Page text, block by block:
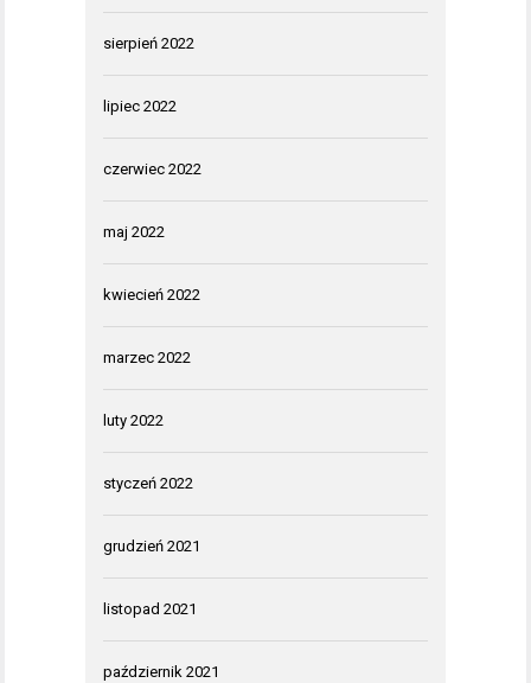
sierpień 2022
lipiec 2022
czerwiec 2022
maj 2022
kwiecień 2022
marzec 2022
luty 2022
styczeń 2022
grudzień 2021
listopad 2021
październik 2021